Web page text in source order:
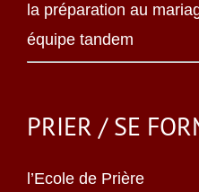
la préparation au
équipe tandem
PRIER / SE
l’Ecole de Prière